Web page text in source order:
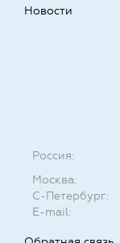
Новости
Россия:
Москва:
С-Петербург:
E-mail: